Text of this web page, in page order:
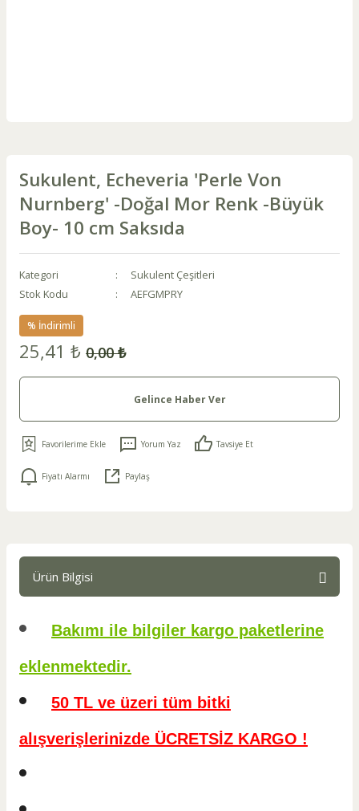
Sukulent, Echeveria 'Perle Von
Nurnberg' -Doğal Mor Renk -Büyük
Boy- 10 cm Saksıda
Kategori
Sukulent Çeşitleri
Stok Kodu
AEFGMPRY
% İndirimli
25,41 ₺ 0,00 ₺
Gelince Haber Ver
Yorum Yaz Tavsiye Et
Fiyatı Alarmı Paylaş
Ürün Bilgisi
Bakımı ile bilgiler kargo paketlerine
eklenmektedir.
50 TL ve üzeri tüm bitki
alışverişlerinizde ÜCRETSİZ KARGO !